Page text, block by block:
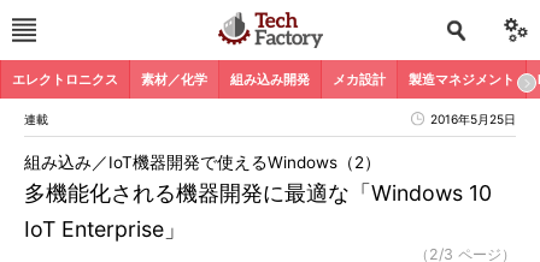
エレクトロニクス 素材／化学 組み込み開発 メカ設計 製造マネジメント
連載 2016年5月25日
多機能化される機器開発に最適な「Windows 10
IoT Enterprise」
組み込み／IoT機器開発で使えるWindows（2）
（2/3 ページ）